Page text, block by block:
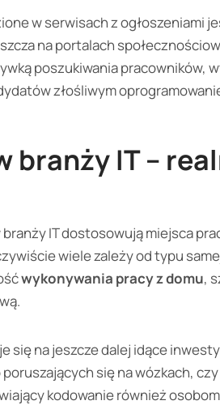
w serwisach z ogłoszeniami
na portalach
poszukiwania pracowników,
złośliwym
branży IT –
IT dostosowują miejsca
wiele zależy od typu
wykonywania pracy z domu,
się na jeszcze dalej idące
się na wózkach,
kodowanie również